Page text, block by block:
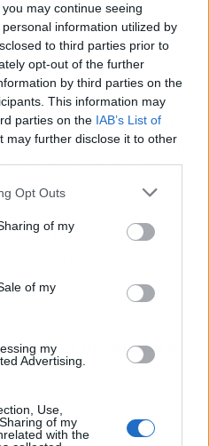
may continue seeing
information utilized by
to third parties prior to
opt-out of the further
by third parties on the
This information may
parties on the IAB’s List of
may further disclose it to other
Opt Outs
of my
of my
my
Advertising.
Use,
of my
with the
. Algunos son
de zafiro y otros de
la misma
el original.
su totalidad adquieren
dental, de hecho, son
para quienes no poseen
Son resistentes,
una malla de polvo de
no generan roces
y encías, y son de
brackets de cerámica
convirtiéndose en
los dientes. Sin
desventajas como tener